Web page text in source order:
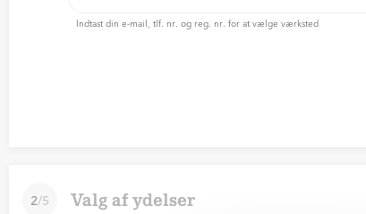
Indtast din e-mail, tlf. nr. og reg. nr. for at vælge værksted
2/5 Valg af ydelser